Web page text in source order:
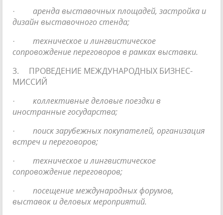
· аренда выставочных площадей, застройка и
дизайн выставочного стенда;
· техническое и лингвистическое
сопровождение переговоров в рамках выставки.
3. ПРОВЕДЕНИЕ МЕЖДУНАРОДНЫХ БИЗНЕС-
МИССИЙ
· коллективные деловые поездки в
иностранные государства;
· поиск зарубежных покупателей, организация
встреч и переговоров;
· техническое и лингвистическое
сопровождение переговоров;
· посещение международных форумов,
выставок и деловых мероприятий.